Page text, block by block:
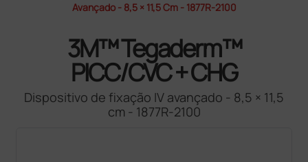
Avançado - 8,5 × 11,5 Cm - 1877R-2100
3M™ Tegaderm™
PICC/CVC + CHG
Dispositivo de fixação IV avançado - 8,5 × 11,5
cm - 1877R-2100